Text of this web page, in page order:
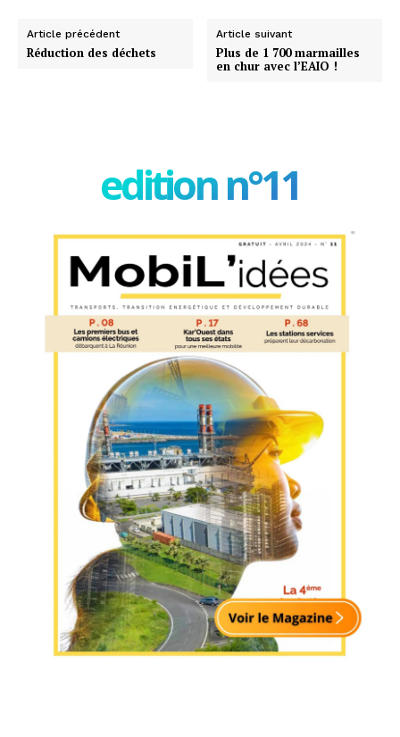
Article précédent
Réduction des déchets
Article suivant
Plus de 1 700 marmailles
en chur avec l’EAIO !
edition n°11